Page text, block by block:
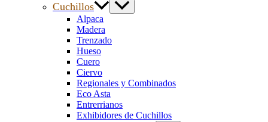
Cuchillos
Alpaca
Madera
Trenzado
Hueso
Cuero
Ciervo
Regionales y Combinados
Eco Asta
Entrerrianos
Exhibidores de Cuchillos